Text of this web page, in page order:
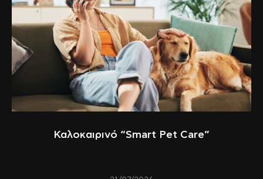
Καλοκαιρινό “Smart Pet Care”